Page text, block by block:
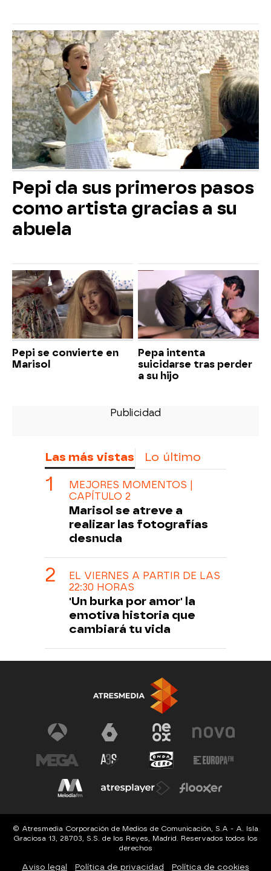
Pepi da sus primeros pasos
como artista gracias a su
abuela
Pepi se convierte en
Marisol
Pepa intenta
suicidarse tras perder
a su hijo
Las más vistas Lo último
MEJORES MOMENTOS |
CAPÍTULO 2
Marisol se atreve a
realizar las fotografías
desnuda
EL VIERNES A PARTIR DE LAS
22:30 HORAS
'Un burka por amor' la
emotiva historia que
cambiará tu vida
© Atresmedia Corporación de Medios de Comunicación, S.A - A. Isla
Graciosa 13, 28703, S.S. de los Reyes, Madrid. Reservados todos los
derechos
Aviso legal Política de privacidad Política de cookies